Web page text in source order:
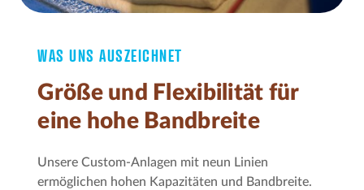
WAS UNS AUSZEICHNET
Größe und Flexibilität für
eine hohe Bandbreite
Unsere Custom-Anlagen mit neun Linien
ermöglichen hohen Kapazitäten und Bandbreite.